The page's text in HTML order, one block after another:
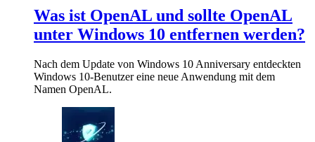
Was ist OpenAL und sollte OpenAL
unter Windows 10 entfernen werden?
Nach dem Update von Windows 10 Anniversary entdeckten
Windows 10-Benutzer eine neue Anwendung mit dem
Namen OpenAL.